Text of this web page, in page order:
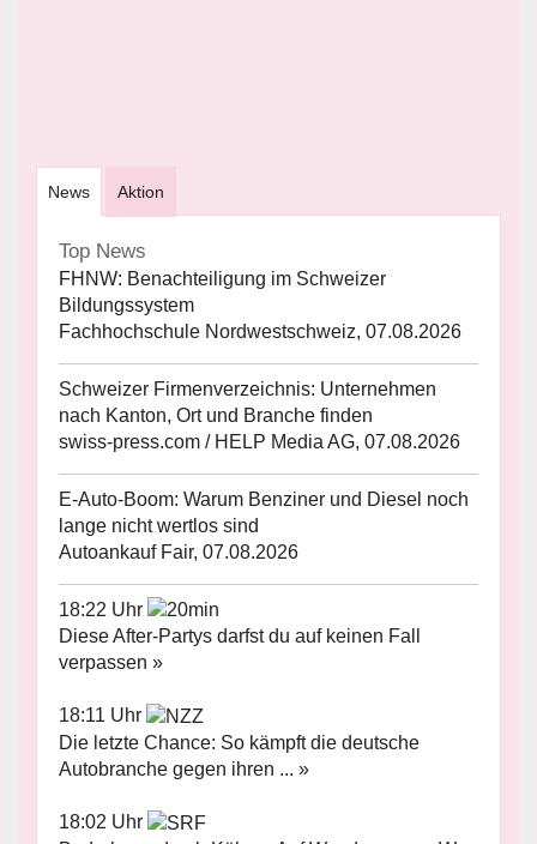
News Aktion
Top News
FHNW: Benachteiligung im Schweizer
Bildungssystem
Fachhochschule Nordwestschweiz, 07.08.2026
Schweizer Firmenverzeichnis: Unternehmen
nach Kanton, Ort und Branche finden
swiss-press.com / HELP Media AG, 07.08.2026
E-Auto-Boom: Warum Benziner und Diesel noch
lange nicht wertlos sind
Autoankauf Fair, 07.08.2026
18:22 Uhr
Diese After-Partys darfst du auf keinen Fall
verpassen »
18:11 Uhr
Die letzte Chance: So kämpft die deutsche
Autobranche gegen ihren ... »
18:02 Uhr